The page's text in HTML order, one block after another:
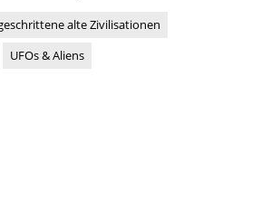
alte Zivilisationen
UFOs & Aliens